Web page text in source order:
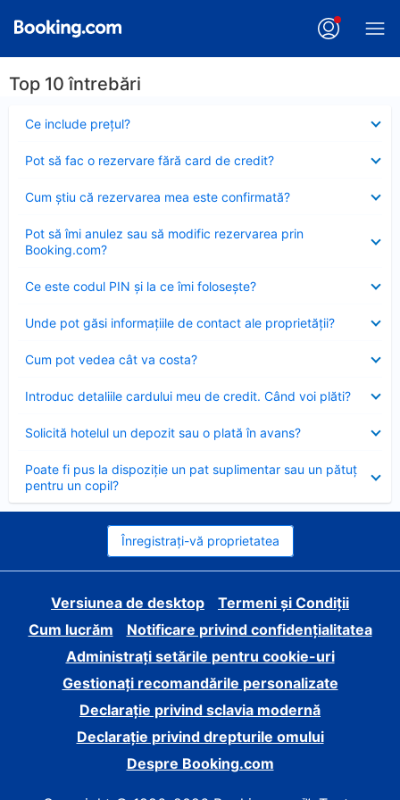
Top 10 întrebări
Ce include preţul?
închis
Pot să fac o rezervare fără card de credit?
închis
Cum ştiu că rezervarea mea este confirmată?
închis
Pot să îmi anulez sau să modific rezervarea prin
Booking.com?
închis
Ce este codul PIN şi la ce îmi foloseşte?
închis
Unde pot găsi informațiile de contact ale proprietății?
închis
Cum pot vedea cât va costa?
închis
Introduc detaliile cardului meu de credit. Când voi plăti?
închis
Solicită hotelul un depozit sau o plată în avans?
închis
Poate fi pus la dispoziție un pat suplimentar sau un pătuț
pentru un copil?
închis
Înregistrați-vă proprietatea
Versiunea de desktop
Termeni și Condiții
Cum lucrăm
Notificare privind confidențialitatea
Administrați setările pentru cookie-uri
Gestionați recomandările personalizate
Declarație privind sclavia modernă
Declarație privind drepturile omului
Despre Booking.com